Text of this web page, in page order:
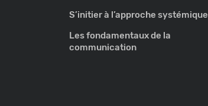
S’initier à l’approche systémique
Les fondamentaux de la
communication